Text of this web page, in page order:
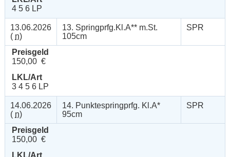
4 5 6 LP
13.06.2026
( n)
13. Springprfg.Kl.A** m.St.
105cm
SPR
Preisgeld
150,00 €
LKL/Art
3 4 5 6 LP
14.06.2026
( n)
14. Punktespringprfg. Kl.A*
95cm
SPR
Preisgeld
150,00 €
LKL/Art